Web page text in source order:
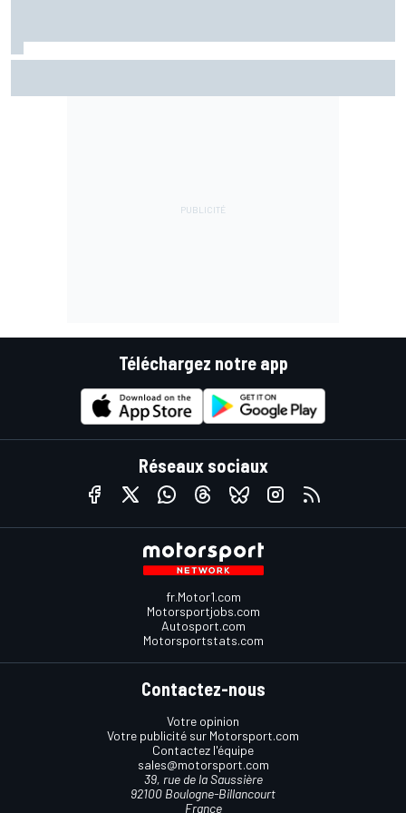
Téléchargez notre app
Réseaux sociaux
fr.Motor1.com
Motorsportjobs.com
Autosport.com
Motorsportstats.com
Contactez-nous
Votre opinion
Votre publicité sur Motorsport.com
Contactez l'équipe
sales@motorsport.com
39, rue de la Saussière
92100 Boulogne-Billancourt
France